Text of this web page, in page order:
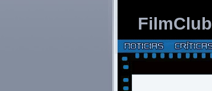
FilmClub